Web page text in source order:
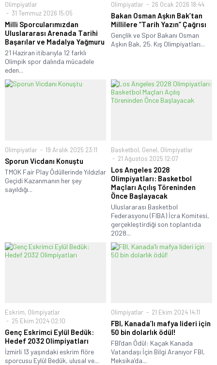
Olimpiyatlar
31 Temmuz 2026 15:05
Milli Sporcularımızdan
Uluslararası Arenada Tarihi
Başarılar ve Madalya Yağmuru
21 Haziran itibarıyla 12 farklı
Olimpik spor dalında mücadele
eden...
Olimpiyatlar 26 Ocak 2026 18:44
Bakan Osman Aşkın Bak’tan
Millilere “Tarih Yazın” Çağrısı
Gençlik ve Spor Bakanı Osman
Aşkın Bak, 25. Kış Olimpiyatları...
Olimpiyatlar 19 Aralık 2025 23:11
Sporun Vicdanı Konuştu
TMOK Fair Play Ödüllerinde Yıldızlar
Geçidi Kazanmanın her şey
sayıldığı...
Basketbol, Genel, Olimpiyatlar
21 Ağustos 2025 12:07
Los Angeles 2028
Olimpiyatları: Basketbol
Maçları Açılış Töreninden
Önce Başlayacak
Uluslararası Basketbol
Federasyonu (FIBA) İcra Komitesi,
gerçekleştirdiği son toplantıda
2028...
Eskrim, Olimpiyatlar
25 Ekim 2024 02:10
Genç Eskrimci Eylül Bedük:
Hedef 2032 Olimpiyatları
İzmirli 13 yaşındaki eskrim flöre
sporcusu Eylül Bedük, ulusal ve...
Olimpiyatlar 21 Ekim 2024 14:11
FBI, Kanada’lı mafya lideri için
50 bin dolarlık ödül!
FBI’dan Ödül: Kaçak Kanada
Vatandaşı İçin Bilgi Aranıyor FBI,
Meksika’da...